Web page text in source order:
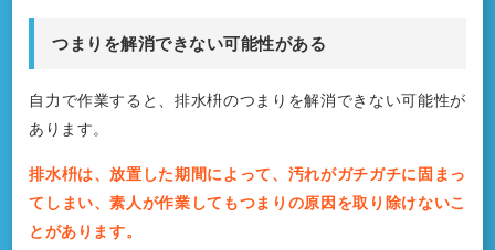
つまりを解消できない可能性がある
自力で作業すると、排水枡のつまりを解消できない可能性が
あります。
排水枡は、放置した期間によって、汚れがガチガチに固まっ
てしまい、素人が作業してもつまりの原因を取り除けないこ
とがあります。